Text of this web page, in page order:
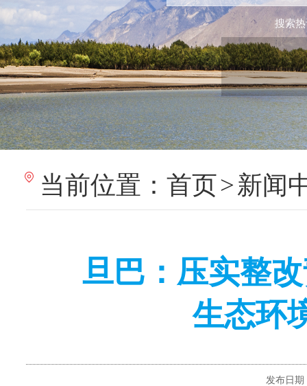
搜索
当前位置： 首页>新闻
旦巴：压实整
生态环
发布日期